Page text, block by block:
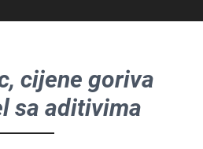
, cijene goriva
sa aditivima